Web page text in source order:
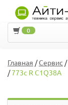
0
Главная /Сервис /
/773c R C1Q38A